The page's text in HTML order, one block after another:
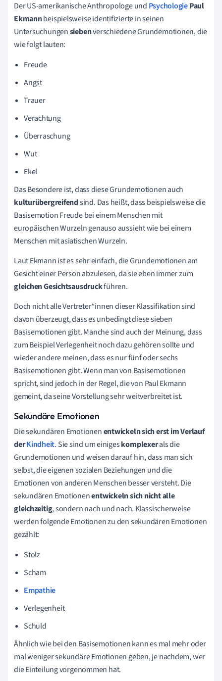
Der US-amerikanische Anthropologe und PsychologiePaul
Ekmannbeispielsweise identifizierte in seinen
Untersuchungensiebenverschiedene Grundemotionen, die
wie folgt lauten:
Freude
Angst
Trauer
Verachtung
Überraschung
Wut
Ekel
Das Besondere ist, dass diese Grundemotionen auch
kulturübergreifendsind. Das heißt, dass beispielsweise die
Basisemotion Freude bei einem Menschen mit
europäischen Wurzeln genauso aussieht wie bei einem
Menschen mit asiatischen Wurzeln.
Laut Ekmann ist es sehr einfach, die Grundemotionen am
Gesicht einer Person abzulesen, da sie eben immer zum
gleichen Gesichtsausdruckführen.
Doch nicht alle Vertreter*innen dieser Klassifikation sind
davon überzeugt, dass es unbedingt diese sieben
Basisemotionen gibt. Manche sind auch der Meinung, dass
zum Beispiel Verlegenheit noch dazu gehören sollte und
wieder andere meinen, dass es nur fünf oder sechs
Basisemotionen gibt. Wenn man von Basisemotionen
spricht, sind jedoch in der Regel, die von Paul Ekmann
gemeint, da seine Vorstellung sehr weitverbreitet ist.
Sekundäre Emotionen
Die sekundären Emotionenentwickeln sich erst im Verlauf
derKindheit. Sie sind um einigeskomplexerals die
Grundemotionen und weisen darauf hin, dass man sich
selbst, die eigenen sozialen Beziehungen und die
Emotionen von anderen Menschen besser versteht. Die
sekundären Emotionenentwickeln sich nicht alle
gleichzeitig, sondern nach und nach. Klassischerweise
werden folgende Emotionen zu den sekundären Emotionen
gezählt:
Stolz
Scham
Empathie
Verlegenheit
Schuld
Ähnlich wie bei den Basisemotionen kann es mal mehr oder
mal weniger sekundäre Emotionen geben, je nachdem, wer
die Einteilung vorgenommen hat.